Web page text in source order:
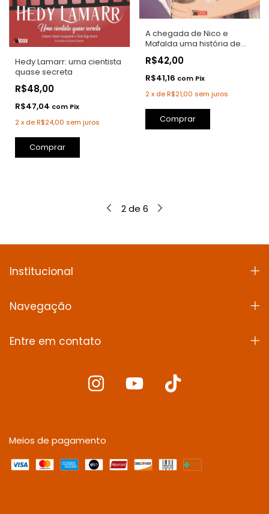
Hedy Lamarr: uma cientista
quase secreta
R$48,00
R$47,04 com Pix
2x deR$24,00 sem juros
Comprar
A chegada de Nico e
Mafalda uma história de
adoção
R$42,00
R$41,16 com Pix
2 x deR$21,00 sem juros
Comprar
2 de 6
Institucional
Navegação
Entre em contato
Meios de pagamento